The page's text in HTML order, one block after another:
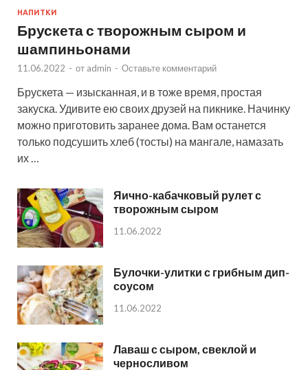
НАПИТКИ
Брускета с творожным сыром и
шампиньонами
11.06.2022 - от admin - Оставьте комментарий
Брускета — изысканная, и в тоже время, простая
закуска. Удивите ею своих друзей на пикнике. Начинку
можно приготовить заранее дома. Вам останется
только подсушить хлеб (тосты) на мангале, намазать
их …
Яично-кабачковый рулет с
творожным сыром
11.06.2022
Булочки-улитки с грибным дип-
соусом
11.06.2022
Лаваш с сыром, свеклой и
черносливом